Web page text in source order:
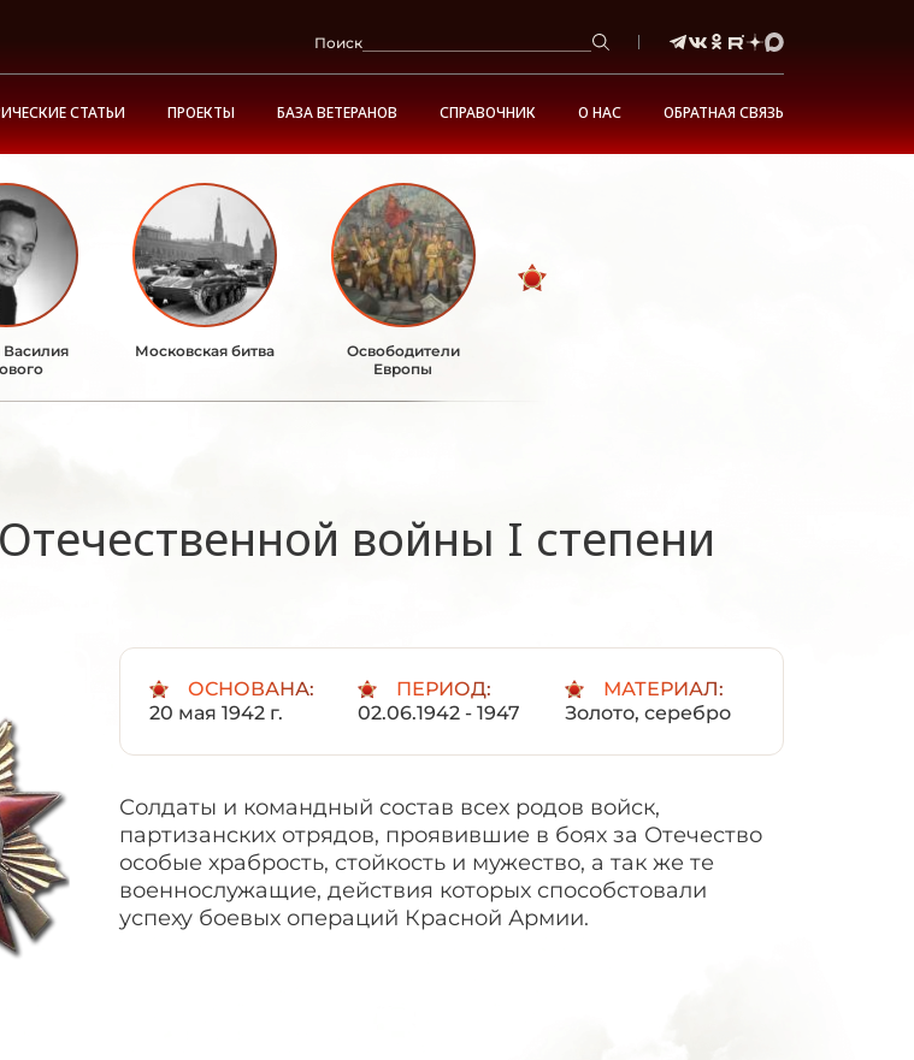
Поиск
СТАТЬИ ПРОЕКТЫ БАЗА ВЕТЕРАНОВ СПРАВОЧНИК О НАС ОБРАТНАЯ СВЯЗЬ
Московская битва
Освободители
Европы
войны I степени
ОСНОВАНА:
20 мая 1942 г.
ПЕРИОД:
02.06.1942 - 1947
МАТЕРИАЛ:
Золото, серебро
Солдаты и командный состав всех родов войск,
партизанских отрядов, проявившие в боях за Отечество
особые храбрость, стойкость и мужество, а так же те
военнослужащие, действия которых способстовали
успеху боевых операций Красной Армии.